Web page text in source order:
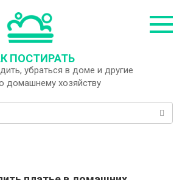
ПОСТИРАТЬ
убраться в доме и другие
домашнему хозяйству